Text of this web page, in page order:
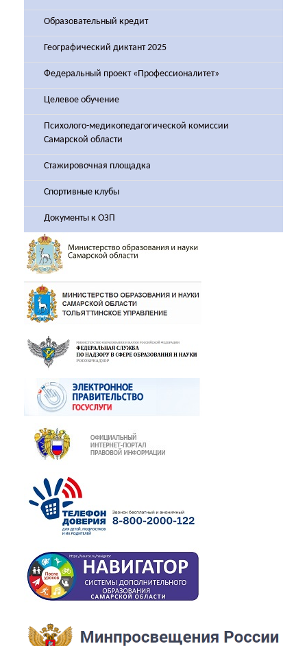
Образовательный кредит
Географический диктант 2025
Федеральный проект «Профессионалитет»
Целевое обучение
Психолого-медикопедагогической комиссии
Самарской области
Стажировочная площадка
Спортивные клубы
Документы к ОЗП